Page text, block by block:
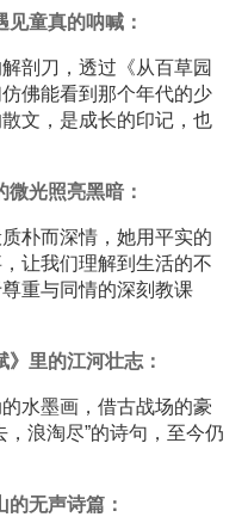
见童真的呐喊：
剖刀，透过《从百草园
佛能看到那个年代的少
文，是成长的印记，也
微光照亮黑暗：
朴而深情，她用平实的
让我们理解到生活的不
重与同情的深刻教课
》里的江河壮志：
水墨画，借古战场的豪
浪淘尽”的诗句，至今仍
的无声诗篇：